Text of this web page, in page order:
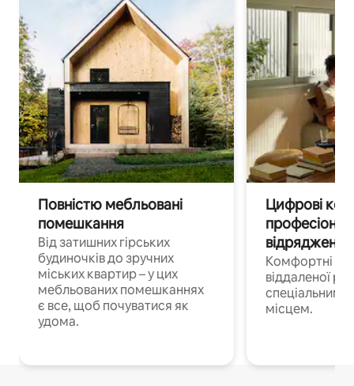
Повністю мебльовані
помешкання
Від затишних гірських
будиночків до зручних
міських квартир – у цих
мебльованих помешканнях
є все, щоб почуватися як
удома.
Цифрові
Комфортні
віддаленої
спеціальним
місцем.